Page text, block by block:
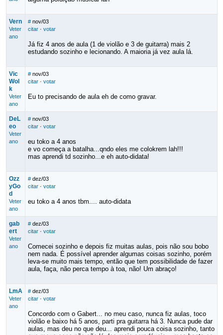
Vern
Veter
ano
# nov/03
citar· votar
Já fiz 4 anos de aula (1 de violão e 3 de guitarra) mais 2
estudando sozinho e lecionando. A maioria já vez aula lá.
Vic
Wol
k
Veter
ano
# nov/03
citar· votar
Eu to precisando de aula eh de como gravar.
DeL
eo
Veter
ano
# nov/03
citar· votar
eu toko a 4 anos
e vo começa a batalha...qndo eles me colokrem lah!!!
mas aprendi td sozinho...e eh auto-didata!
Ozz
yGo
d
Veter
ano
# dez/03
citar· votar
eu toko a 4 anos tbm.... auto-didata
gab
ert
Veter
ano
# dez/03
citar· votar
Comecei sozinho e depois fiz muitas aulas, pois não sou bobo
nem nada. É possível aprender algumas coisas sozinho, porém
leva-se muito mais tempo, então que tem possibilidade de fazer
aula, faça, não perca tempo à toa, não! Um abraço!
LmA
Veter
ano
# dez/03
citar· votar
Concordo com o Gabert... no meu caso, nunca fiz aulas, toco
violão e baixo há 5 anos, parti pra guitarra há 3. Nunca pude dar
aulas, mas deu no que deu... aprendi pouca coisa sozinho, tanto